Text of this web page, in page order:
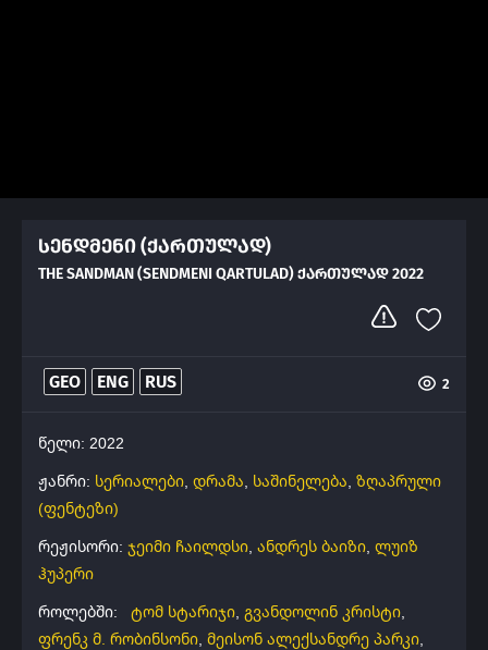
სენდმენი (ქართულად)
THE SANDMAN (SENDMENI QARTULAD) ᲥᲐᲠᲗᲣᲚᲐᲓ 2022
GEO ENG RUS 2
წელი: 2022
ჟანრი: სერიალები, დრამა, საშინელება, ზღაპრული
(ფენტეზი)
რეჟისორი: ჯეიმი ჩაილდსი, ანდრეს ბაიზი, ლუიზ
ჰუპერი
როლებში:
ტომ სტარიჯი, გვანდოლინ კრისტი,
ფრენკ მ. რობინსონი, მეისონ ალექსანდრე პარკი,